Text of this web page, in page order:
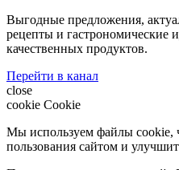
Выгодные предложения,
рецепты и гастрономические
качественных продуктов.
Перейти в канал
close
cookie Cookie
Мы используем файлы cookie,
пользования сайтом и